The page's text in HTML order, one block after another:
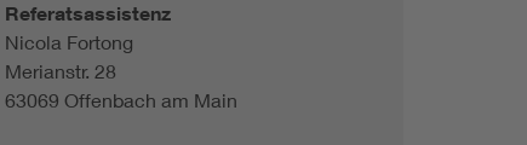
Referatsassistenz
Nicola Fortong
Merianstr. 28
63069 Offenbach am Main